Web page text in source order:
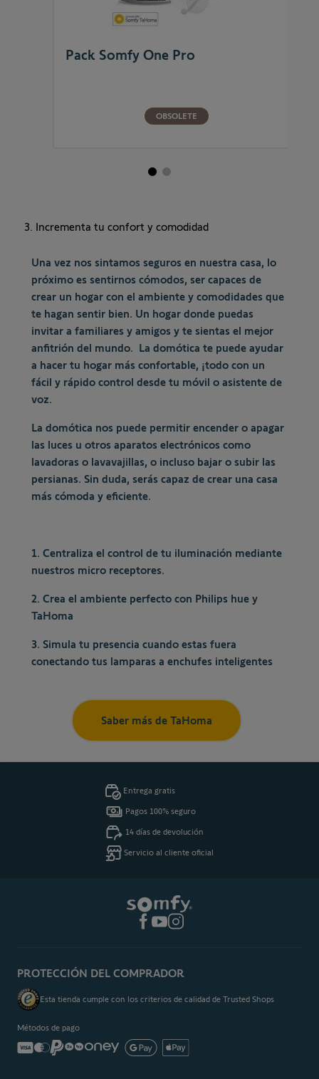
Pack Somfy One Pro
OBSOLETE
3. Incrementa tu confort y comodidad
Una vez nos sintamos seguros en nuestra casa, lo
próximo es sentirnos cómodos, ser capaces de
crear un hogar con el ambiente y comodidades que
te hagan sentir bien. Un hogar donde puedas
invitar a familiares y amigos y te sientas el mejor
anfitrión del mundo. La domótica te puede ayudar
a hacer tu hogar más confortable, ¡todo con un
fácil y rápido control desde tu móvil o asistente de
voz.
La domótica nos puede permitir encender o apagar
las luces u otros aparatos electrónicos como
lavadoras o lavavajillas, o incluso bajar o subir las
persianas. Sin duda, serás capaz de crear una casa
más cómoda y eficiente.
1. Centraliza el control de tu iluminación mediante
nuestros micro receptores.
2. Crea el ambiente perfecto con Philips hue y
TaHoma
3. Simula tu presencia cuando estas fuera
conectando tus lamparas a enchufes inteligentes
Saber más de TaHoma
Entrega gratis
Pagos 100% seguro
14 días de devolución
Servicio al cliente oficial
PROTECCIÓN DEL COMPRADOR
Esta tienda cumple con los criterios de calidad de Trusted Shops
Métodos de pago